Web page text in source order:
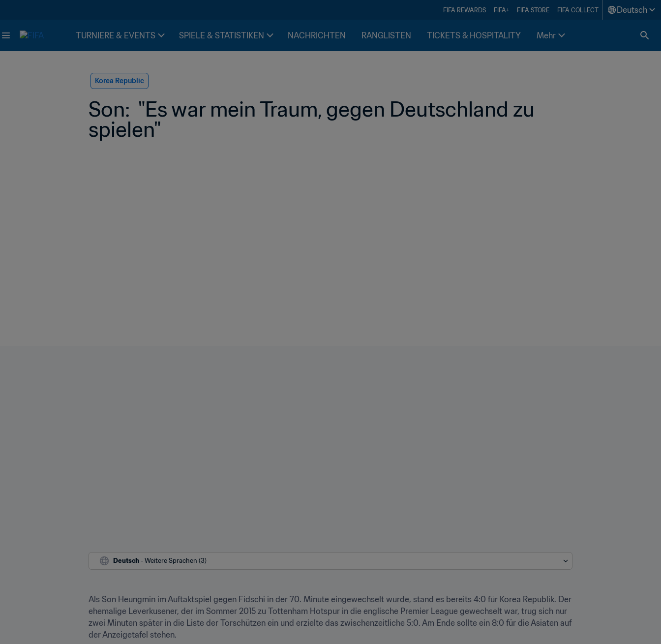
FIFA REWARDS FIFA+ FIFA STORE FIFA COLLECT Deutsch
TURNIERE & EVENTS SPIELE & STATISTIKEN NACHRICHTEN RANGLISTEN TICKETS & HOSPITALITY Mehr
Korea Republic
Son:  "Es war mein Traum, gegen Deutschland zu
spielen"
Deutsch - Weitere Sprachen (3)
Als Son Heungmin im Auftaktspiel gegen Fidschi in der 70. Minute eingewechselt wurde, stand es bereits 4:0 für Korea Republik. Der
ehemalige Leverkusener, der im Sommer 2015 zu Tottenham Hotspur in die englische Premier League gewechselt war, trug sich nur
zwei Minuten später in die Liste der Torschützen ein und erzielte das zwischenzeitliche 5:0. Am Ende sollte ein 8:0 für die Asiaten auf
der Anzeigetafel stehen.